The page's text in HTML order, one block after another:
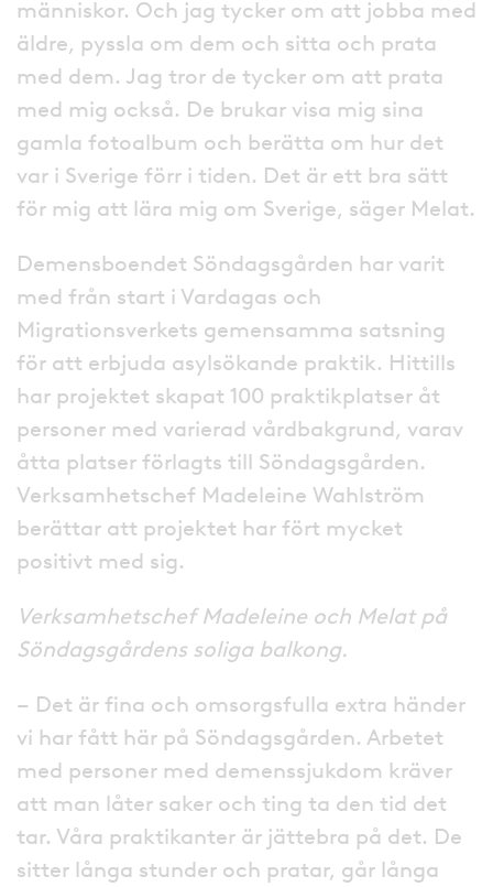
människor. Och jag tycker om att jobba med
äldre, pyssla om dem och sitta och prata
med dem. Jag tror de tycker om att prata
med mig också. De brukar visa mig sina
gamla fotoalbum och berätta om hur det
var i Sverige förr i tiden. Det är ett bra sätt
för mig att lära mig om Sverige, säger Melat.
Demensboendet Söndagsgården har varit
med från start i Vardagas och
Migrationsverkets gemensamma satsning
för att erbjuda asylsökande praktik. Hittills
har projektet skapat 100 praktikplatser åt
personer med varierad vårdbakgrund, varav
åtta platser förlagts till Söndagsgården.
Verksamhetschef Madeleine Wahlström
berättar att projektet har fört mycket
positivt med sig.
Verksamhetschef Madeleine och Melat på
Söndagsgårdens soliga balkong.
– Det är fina och omsorgsfulla extra händer
vi har fått här på Söndagsgården. Arbetet
med personer med demenssjukdom kräver
att man låter saker och ting ta den tid det
tar. Våra praktikanter är jättebra på det. De
sitter långa stunder och pratar, går långa